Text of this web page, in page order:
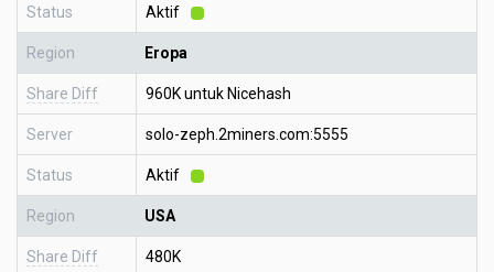
Status Aktif
Region Eropa
Share Diff 960K untuk Nicehash
Server solo-zeph.2miners.com:5555
Status Aktif
Region USA
Share Diff 480K